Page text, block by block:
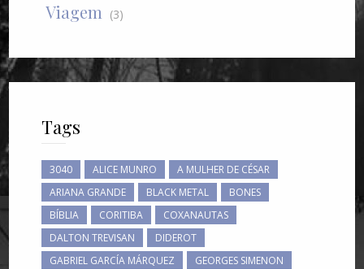
Viagem (3)
Tags
3040 ALICE MUNRO
A MULHER DE CÉSAR
ARIANA GRANDE
BLACK METAL
BONES
BÍBLIA
CORITIBA
COXANAUTAS
DALTON TREVISAN
DIDEROT
GABRIEL GARCÍA MÁRQUEZ
GEORGES SIMENON